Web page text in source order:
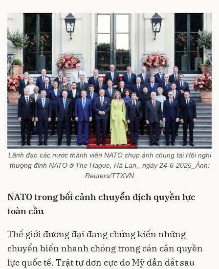
Lãnh đạo các nước thành viên NATO chụp ảnh chung tại Hội nghị
thượng đỉnh NATO ở The Hague, Hà Lan,, ngày 24-6-2025_Ảnh:
Reuters/TTXVN
NATO trong bối cảnh chuyển dịch quyền lực
toàn cầu
Thế giới đương đại đang chứng kiến những
chuyển biến nhanh chóng trong cán cân quyền
lực quốc tế. Trật tự đơn cực do Mỹ dẫn dắt sau